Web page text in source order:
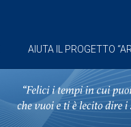
AIUTA IL PROGETTO